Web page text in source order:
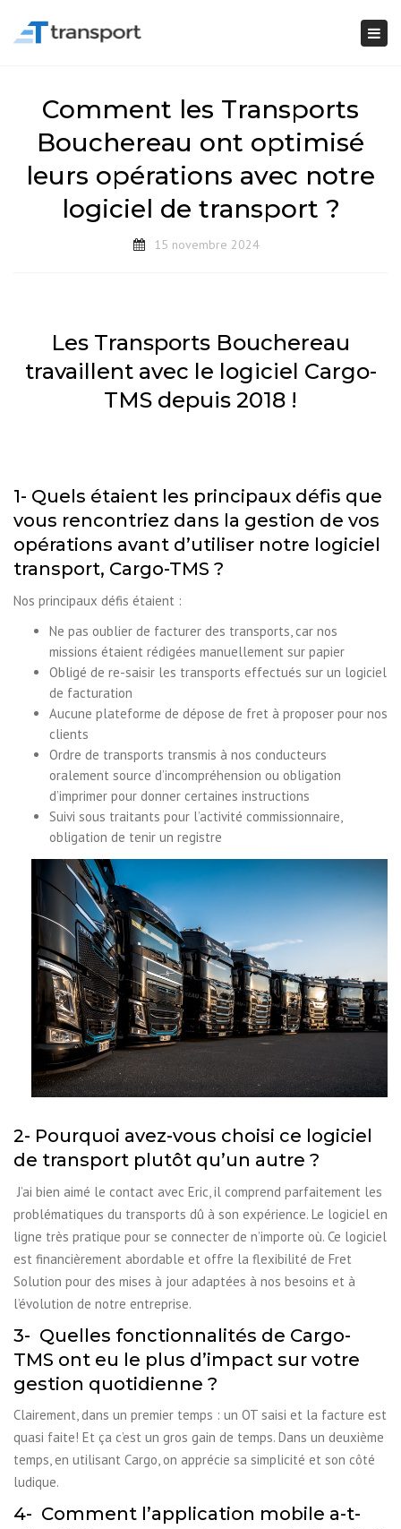
Comment les Transports
Bouchereau ont optimisé
leurs opérations avec notre
logiciel de transport ?
15 novembre 2024
Les Transports Bouchereau
travaillent avec le logiciel Cargo-
TMS depuis 2018 !
1- Quels étaient les principaux défis que
vous rencontriez dans la gestion de vos
opérations avant d’utiliser notre logiciel
transport, Cargo-TMS ?
Nos principaux défis étaient :
Ne pas oublier de facturer des transports, car nos
missions étaient rédigées manuellement sur papier
Obligé de re-saisir les transports effectués sur un logiciel
de facturation
Aucune plateforme de dépose de fret à proposer pour nos
clients
Ordre de transports transmis à nos conducteurs
oralement source d’incompréhension ou obligation
d’imprimer pour donner certaines instructions
Suivi sous traitants pour l’activité commissionnaire,
obligation de tenir un registre
2- Pourquoi avez-vous choisi ce logiciel
de transport plutôt qu’un autre ?
J’ai bien aimé le contact avec Eric, il comprend parfaitement les
problématiques du transports dû à son expérience. Le logiciel en
ligne très pratique pour se connecter de n’importe où. Ce logiciel
est financièrement abordable et offre la flexibilité de Fret
Solution pour des mises à jour adaptées à nos besoins et à
l’évolution de notre entreprise.
3- Quelles fonctionnalités de Cargo-
TMS ont eu le plus d’impact sur votre
gestion quotidienne ?
Clairement, dans un premier temps : un OT saisi et la facture est
quasi faite! Et ça c’est un gros gain de temps. Dans un deuxième
temps, en utilisant Cargo, on apprécie sa simplicité et son côté
ludique.
4- Comment l’application mobile a-t-